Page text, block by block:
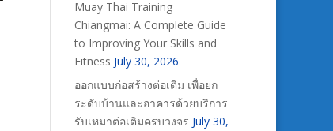
Muay Thai Training
Chiangmai: A Complete Guide
to Improving Your Skills and
Fitness July 30, 2026
ออกแบบก่อสร้างต่อเติม เพื่อยก
ระดับบ้านและอาคารด้วยบริการ
รับเหมาต่อเติมครบวงจร July 30,